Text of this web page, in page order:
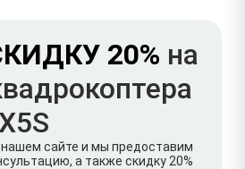
20% на
нашем сайте и мы предоставим
а также скидку 20%